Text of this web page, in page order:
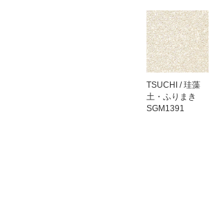
TSUCHI / 珪藻
土・ふりまき
SGM1391